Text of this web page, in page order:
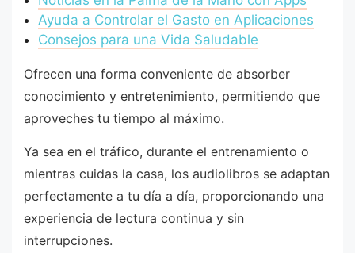
Ayuda a Controlar el Gasto en Aplicaciones
Consejos para una Vida Saludable
Ofrecen una forma conveniente de absorber
conocimiento y entretenimiento, permitiendo que
aproveches tu tiempo al máximo.
Ya sea en el tráfico, durante el entrenamiento o
mientras cuidas la casa, los audiolibros se adaptan
perfectamente a tu día a día, proporcionando una
experiencia de lectura continua y sin
interrupciones.